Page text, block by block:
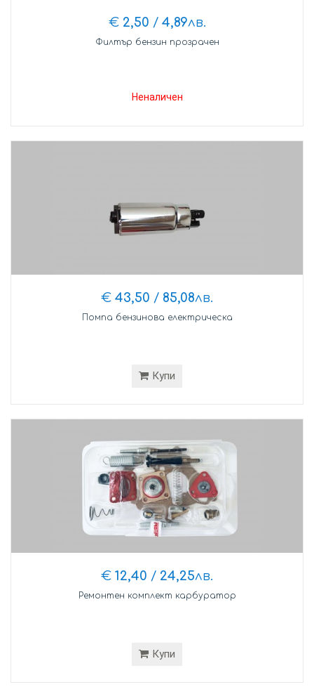
€ 2,50 / 4,89лв.
Филтър бензин прозрачен
Неналичен
€ 43,50 / 85,08лв.
Помпа бензинова електрическа
Купи
€ 12,40 / 24,25лв.
Ремонтен комплект карбуратор
Купи